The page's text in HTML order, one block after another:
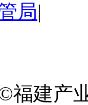
局|
福建产